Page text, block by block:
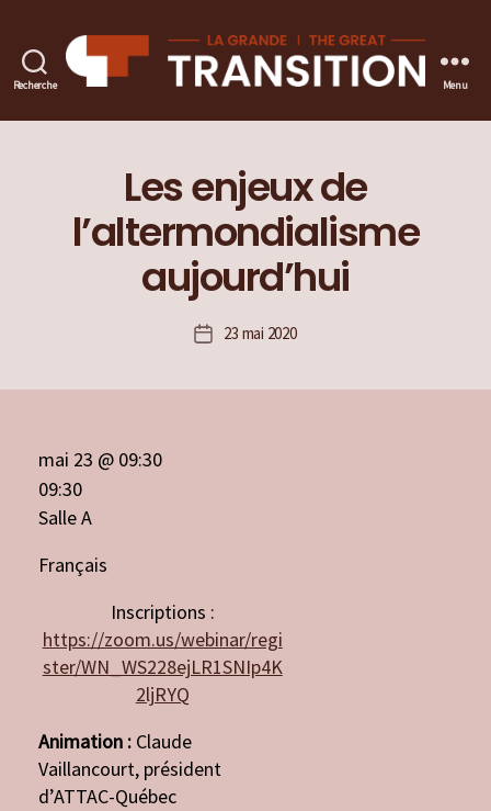
Recherche
Grande
Menu
Les enjeux de
l’altermondialisme
aujourd’hui
Date23 mai 2020
Inscriptions :
https://zoom.us/webinar/regi
ster/WN_WS228ejLR1SNIp4K
2ljRYQ
Animation : Claude
Vaillancourt, président
d’ATTAC-Québec
mai 23 @ 09:30
09:30
Salle A
Français